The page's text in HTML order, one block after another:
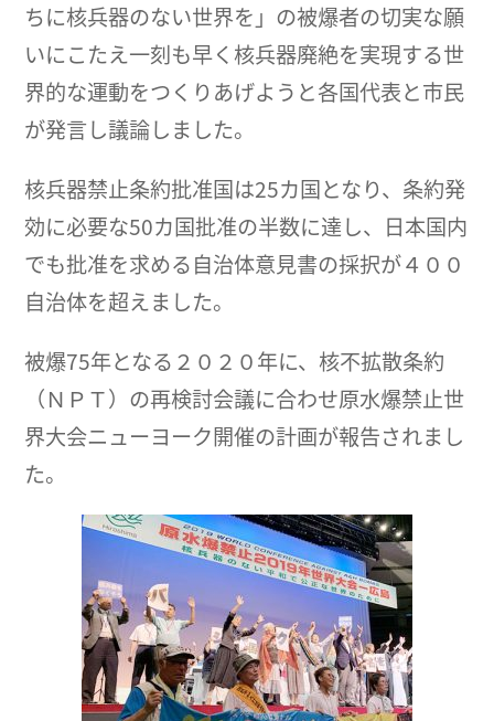
ちに核兵器のない世界を」の被爆者の切実な願
いにこたえ一刻も早く核兵器廃絶を実現する世
界的な運動をつくりあげようと各国代表と市民
が発言し議論しました。
核兵器禁止条約批准国は25カ国となり、条約発
効に必要な50カ国批准の半数に達し、日本国内
でも批准を求める自治体意見書の採択が４００
自治体を超えました。
被爆75年となる２０２０年に、核不拡散条約
（ＮＰＴ）の再検討会議に合わせ原水爆禁止世
界大会ニューヨーク開催の計画が報告されまし
た。